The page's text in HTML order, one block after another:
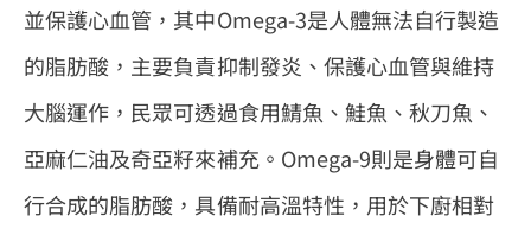
並保護心血管，其中Omega-3是人體無法自行製造
的脂肪酸，主要負責抑制發炎、保護心血管與維持
大腦運作，民眾可透過食用鯖魚、鮭魚、秋刀魚、
亞麻仁油及奇亞籽來補充。Omega-9則是身體可自
行合成的脂肪酸，具備耐高溫特性，用於下廚相對